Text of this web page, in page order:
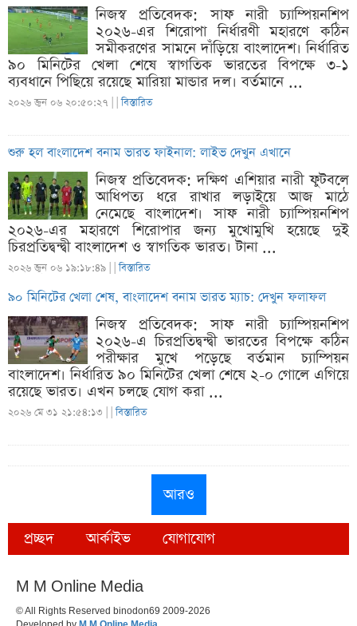
নিজস্ব প্রতিবেদক: সাফ নারী চ্যাম্পিয়নশিপ
২০২৬-এর শিরোপা নির্ধারণী মহারণে কঠিন
সমীকরণের সামনে দাঁড়িয়ে বাংলাদেশ। নির্ধারিত
৯০ মিনিটের খেলা শেষে স্বাগতিক ভারতের বিপক্ষে ৩-১
ব্যবধানে পিছিয়ে রয়েছে মারিয়া মান্ডার দল। বর্তমানে ...
২০২৬ জুন ০৬ ২০:৫০:২৭ | |বিস্তারিত
শুরু হল বাংলাদেশ বনাম ভারত ফাইনাল: লাইভ দেখুন এখানে
নিজস্ব প্রতিবেদক: দক্ষিণ এশিয়ার নারী ফুটবলে
আধিপত্য ধরে রাখার লড়াইয়ে আজ মাঠে
নেমেছে বাংলাদেশ। সাফ নারী চ্যাম্পিয়নশিপ
২০২৬-এর মহারণে শিরোপার জন্য মুখোমুখি হয়েছে দুই
চিরপ্রতিদ্বন্দ্বী বাংলাদেশ ও স্বাগতিক ভারত। টানা ...
২০২৬ জুন ০৬ ১৯:১৮:৪৯ | |বিস্তারিত
৯০ মিনিটের খেলা শেষ, বাংলাদেশ বনাম ভারত ম্যাচ: দেখুন ফলাফল
নিজস্ব প্রতিবেদক: সাফ নারী চ্যাম্পিয়নশিপ
২০২৬-এ চিরপ্রতিদ্বন্দ্বী ভারতের বিপক্ষে কঠিন
পরীক্ষার মুখে পড়েছে বর্তমান চ্যাম্পিয়ন
বাংলাদেশ। নির্ধারিত ৯০ মিনিটের খেলা শেষে ২-০ গোলে এগিয়ে
রয়েছে ভারত। এখন চলছে যোগ করা ...
২০২৬ মে ৩১ ২১:৫৪:১৩ | |বিস্তারিত
আরও
প্রচ্ছদ আর্কাইভ যোগাযোগ
M M Online Media
© All Rights Reserved binodon69 2009-2026